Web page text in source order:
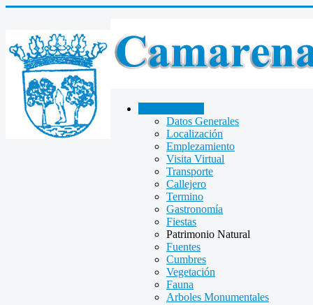
Datos Generales
Localización
Emplezamiento
Visita Virtual
Transporte
Callejero
Termino
Gastronomía
Fiestas
Patrimonio Natural
Fuentes
Cumbres
Vegetación
Fauna
Arboles Monumentales